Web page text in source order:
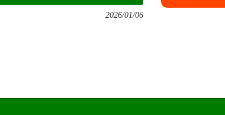
2026/01/06